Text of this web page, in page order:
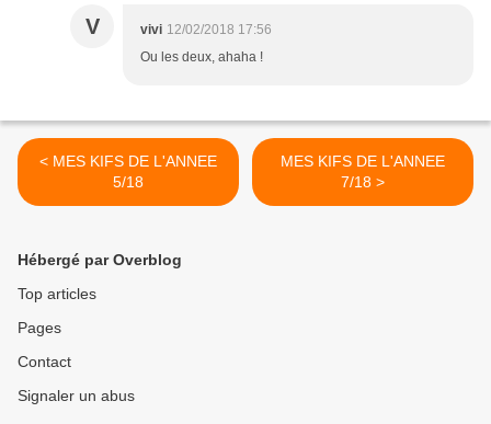
V vivi 12/02/2018 17:56
Ou les deux, ahaha !
< MES KIFS DE L'ANNEE
5/18
MES KIFS DE L'ANNEE
7/18 >
Hébergé par Overblog
Top articles
Pages
Contact
Signaler un abus